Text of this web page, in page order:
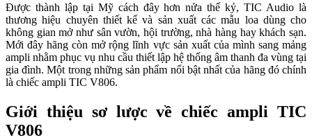
Được thành lập tại Mỹ cách đây hơn nửa thế kỷ, TIC Audio là
thương hiệu chuyên thiết kế và sản xuất các mẫu loa dùng cho
không gian mở như sân vườn, hội trường, nhà hàng hay khách sạn.
Mới đây hãng còn mở rộng lĩnh vực sản xuất của mình sang mảng
ampli nhằm phục vụ nhu cầu thiết lập hệ thống âm thanh đa vùng tại
gia đình. Một trong những sản phẩm nổi bật nhất của hãng đó chính
là chiếc ampli TIC V806.
Giới thiệu sơ lược về chiếc ampli TIC
V806